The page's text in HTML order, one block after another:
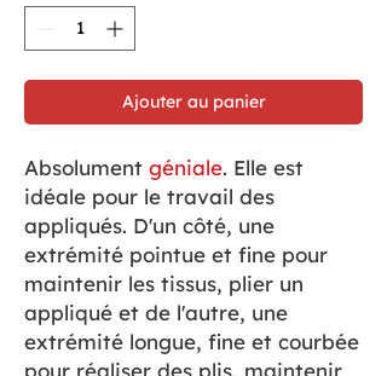
Ajouter au panier
Absolument géniale. Elle est
idéale pour le travail des
appliqués. D'un côté, une
extrémité pointue et fine pour
maintenir les tissus, plier un
appliqué et de l'autre, une
extrémité longue, fine et courbée
pour réaliser des plis, maintenir